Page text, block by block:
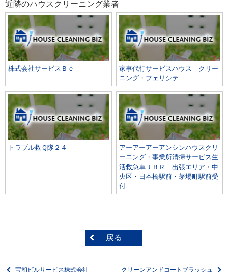
近隣のハウスクリーニング業者
株式会社サービスＢｅ
家事代行サービスハウス クリー
ニング・フェリシテ
トラブル救Ｑ隊２４
アーアーアーアンシンハウスクリ
ーニング・事業所清掃サービス生
活救急車ＪＢＲ 出張エリア・中
央区・日本橋駅前・茅場町駅前受
付
戻る
宝和ビルサービス株式会社 クリーンアンドコートブラッシュ